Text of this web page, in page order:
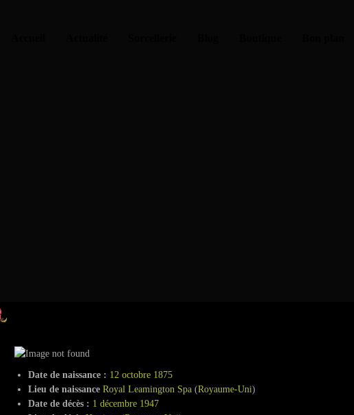
Date de naissance : 12 octobre 1875
Lieu de naissance Royal Leamington Spa (Royaume-Uni)
Date de décès : 1 décembre 1947